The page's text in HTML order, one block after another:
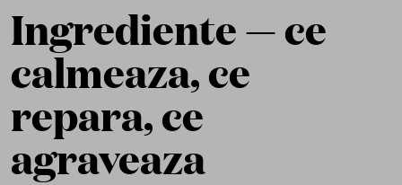
Ingrediente — ce
calmeaza, ce
repara, ce
agraveaza